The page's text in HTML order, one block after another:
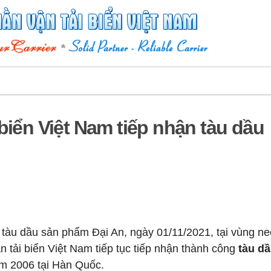
Việt Nam tiếp nhận tàu dầu
dầu sản phẩm Đại An, ngày 01/11/2021, tại vùng
tải biển Việt Nam tiếp tục tiếp nhận thành công tàu
2006 tại Hàn Quốc.